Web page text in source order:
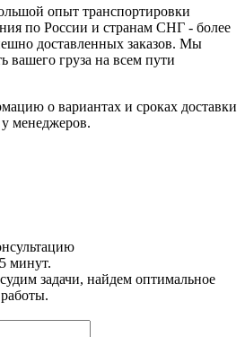
опыт транспортировки
по России и странам СНГ - более
доставленных заказов. Мы
вашего груза на всем пути
о вариантах и сроках доставки
менеджеров.
минут.
задачи, найдем оптимальное